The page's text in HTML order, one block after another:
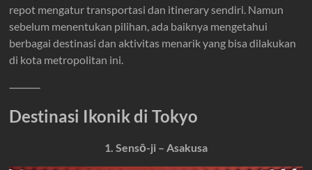
repot mengatur transportasi dan itinerary sendiri. Namun
sebelum menentukan pilihan, ada baiknya mengetahui
berbagai destinasi dan aktivitas menarik yang bisa dilakukan
di kota metropolitan ini.
⸻
Destinasi Ikonik di Tokyo
1. Sensō-ji – Asakusa